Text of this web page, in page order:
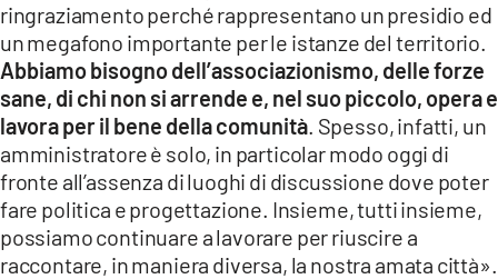
ringraziamento perché rappresentano un presidio ed
un megafono importante per le istanze del territorio.
Abbiamo bisogno dell’associazionismo, delle forze
sane, di chi non si arrende e, nel suo piccolo, opera e
lavora per il bene della comunità . Spesso, infatti, un
amministratore è solo, in particolar modo oggi di
fronte all’assenza di luoghi di discussione dove poter
fare politica e progettazione. Insieme, tutti insieme,
possiamo continuare a lavorare per riuscire a
raccontare, in maniera diversa, la nostra amata città».